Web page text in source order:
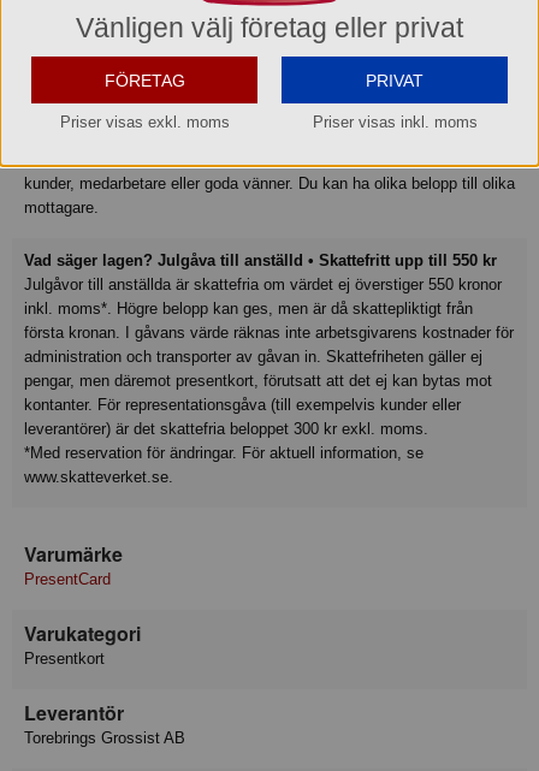
behöver. Korten levereras med en snygg presentbox.
Så beställer du ett PresentCard!
Kontakta oss på telefon 0380-478 80 för personlig service. Du kan
kunder, medarbetare eller goda vänner. Du kan ha olika belopp till olika
mottagare.
Vad säger lagen? Julgåva till anställd • Skattefritt upp till 550 kr
Julgåvor till anställda är skattefria om värdet ej överstiger 550 kronor
inkl. moms*. Högre belopp kan ges, men är då skattepliktigt från
första kronan. I gåvans värde räknas inte arbetsgivarens kostnader för
administration och transporter av gåvan in. Skattefriheten gäller ej
pengar, men däremot presentkort, förutsatt att det ej kan bytas mot
kontanter. För representationsgåva (till exempelvis kunder eller
leverantörer) är det skattefria beloppet 300 kr exkl. moms.
*Med reservation för ändringar. För aktuell information, se
www.skatteverket.se.
Varumärke
PresentCard
Varukategori
Presentkort
Leverantör
Torebrings Grossist AB
Vänligen välj företag eller privat
FÖRETAG
Priser visas exkl. moms
PRIVAT
Priser visas inkl. moms